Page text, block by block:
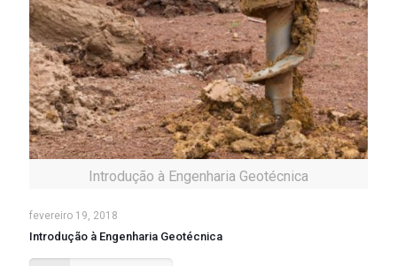
Introdução à Engenharia Geotécnica
fevereiro 19, 2018
Introdução à Engenharia Geotécnica